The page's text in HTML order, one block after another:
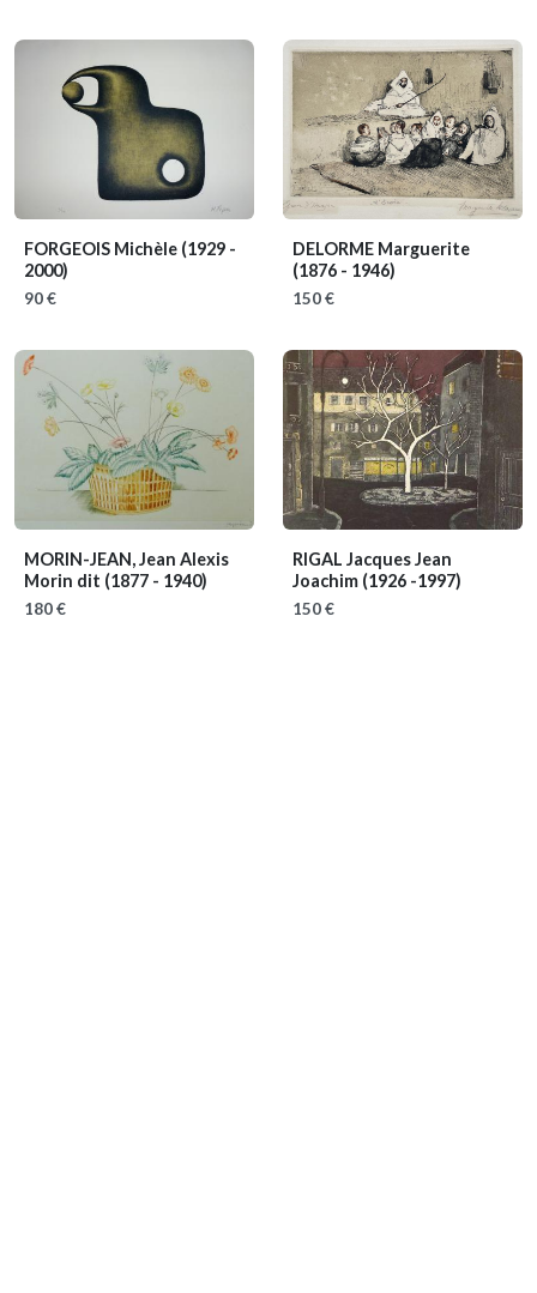
FORGEOIS Michèle (1929 -
2000)
90 €
DELORME Marguerite
(1876 - 1946)
150 €
MORIN-JEAN, Jean Alexis
Morin dit (1877 - 1940)
180 €
RIGAL Jacques Jean
Joachim (1926 -1997)
150 €